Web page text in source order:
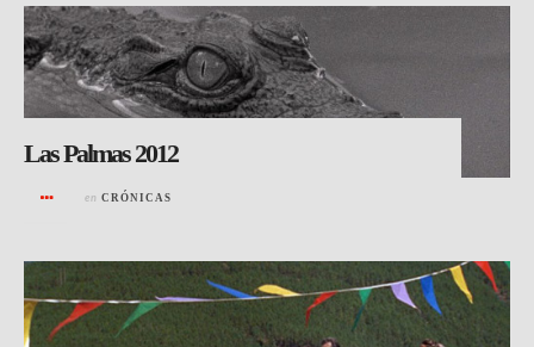
Las Palmas 2012
en CRÓNICAS